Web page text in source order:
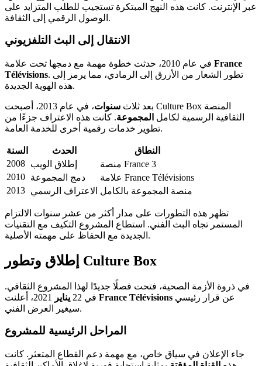
عبر الإنترنت. كانت هذه النهج المبتكرة تستجيب للطلب المتزايد على
الوصول الرقمي إلى الثقافة.
الانتقال إلى البث التلفزيوني
France
Télévisions. تطور الشعار من الأزرق إلى الرمادي، مما يرمز إلى
هذه الهوية الجديدة.
بعد ثلاث سنوات
، في عام 2013، أصبحت Culture Box المنصة
الثقافية الرسمية لكامل المجموعة. كانت هذه الاعتراف جزءًا من
تطوير خدمات رقمية أخرى للخدمة العامة.
السنة الحدث
النطاق
2008 إطلاق الويب
منصة France 3
2010 دمج المجموعة
علامة France Télévisions
2013 الاعتراف الرسمي منصة المجموعة بالكامل
تظهر هذه التطورات على مدار أكثر من عشر سنوات الالتزام
المستمر تجاه البث الفني. استطاع المشروع التكيف مع التقنيات
الجديدة مع الحفاظ على مهمته الأصلية.
إطلاق وتطور Culture Box
في ذروة الأزمة الصحية، فتحت فصلًا جديدًا لهذا المشروع الثقافي.
في 22
يناير France Télévisions
سيغير العرض الفني.
المراحل الرئيسية للمشروع
جاء الإعلان في سياق خاص، مع مهمة دعم القطاع المتعثر. كانت